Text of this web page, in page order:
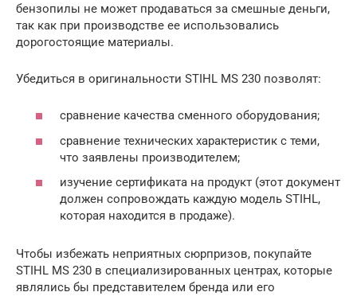
бензопилы не может продаваться за смешные деньги,
так как при производстве ее использовались
дорогостоящие материалы.
Убедиться в оригинальности STIHL MS 230 позволят:
сравнение качества сменного оборудования;
сравнение технических характеристик с теми,
что заявлены производителем;
изучение сертификата на продукт (этот документ
должен сопровождать каждую модель STIHL,
которая находится в продаже).
Чтобы избежать неприятных сюрпризов, покупайте
STIHL MS 230 в специализированных центрах, которые
являлись бы представителем бренда или его